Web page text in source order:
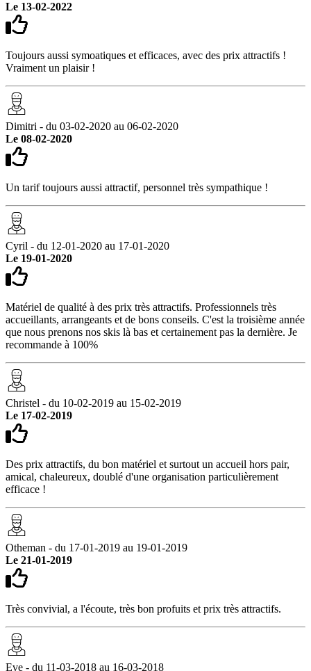
Le 13-02-2022
Toujours aussi symoatiques et efficaces, avec des prix attractifs !
Vraiment un plaisir !
Dimitri - du 03-02-2020 au 06-02-2020
Le 08-02-2020
Un tarif toujours aussi attractif, personnel très sympathique !
Cyril - du 12-01-2020 au 17-01-2020
Le 19-01-2020
Matériel de qualité à des prix très attractifs. Professionnels très
accueillants, arrangeants et de bons conseils. C'est la troisième année
que nous prenons nos skis là bas et certainement pas la dernière. Je
recommande à 100%
Christel - du 10-02-2019 au 15-02-2019
Le 17-02-2019
Des prix attractifs, du bon matériel et surtout un accueil hors pair,
amical, chaleureux, doublé d'une organisation particulièrement
efficace !
Otheman - du 17-01-2019 au 19-01-2019
Le 21-01-2019
Très convivial, a l'écoute, très bon profuits et prix très attractifs.
Eve - du 11-03-2018 au 16-03-2018